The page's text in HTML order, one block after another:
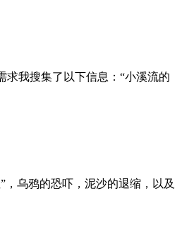
我搜集了以下信息：“小溪流的
乌鸦的恐吓，泥沙的退缩，以及